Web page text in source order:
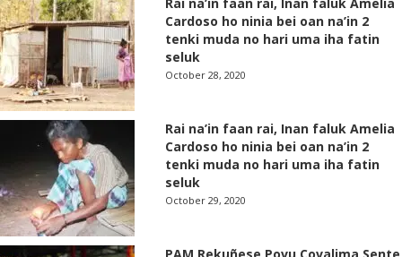
Cardoso ho ninia bei oan na’in 2
tenki muda no hari uma iha fatin
seluk
October 28, 2020
Rai na’in faan rai, Inan faluk Amelia
Cardoso ho ninia bei oan na’in 2
tenki muda no hari uma iha fatin
seluk
October 29, 2020